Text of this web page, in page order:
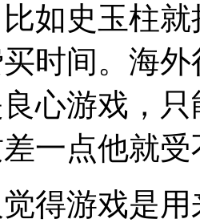
如史玉柱
时间。 海外
心游戏，
一点他就受
得游戏是